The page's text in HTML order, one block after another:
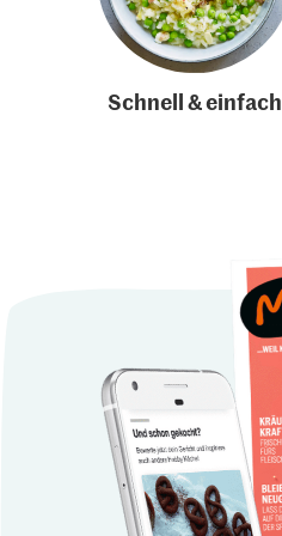
Schnell & einfach